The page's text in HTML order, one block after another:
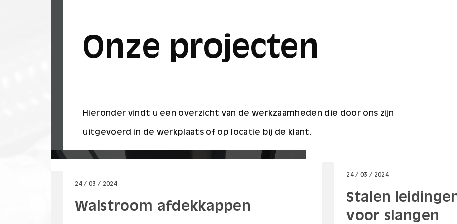
Onze projecten
Hieronder vindt u een overzicht van de werkzaamheden die door ons zijn
uitgevoerd in de werkplaats of op locatie bij de klant.
24 / 03 / 2024
Walstroom afdekkappen
24 / 03 / 2024
Stalen
voor slangen